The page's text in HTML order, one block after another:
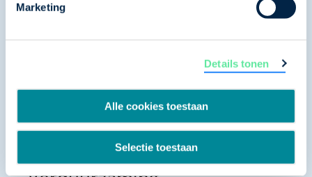
Marketing
Details tonen
Alle cookies toestaan
Selectie toestaan
Financiële sector
Ruimtelijke inrichting
Infrastructuur
Omgevingswet
Ruimte voor bedrijven
Woningbouw